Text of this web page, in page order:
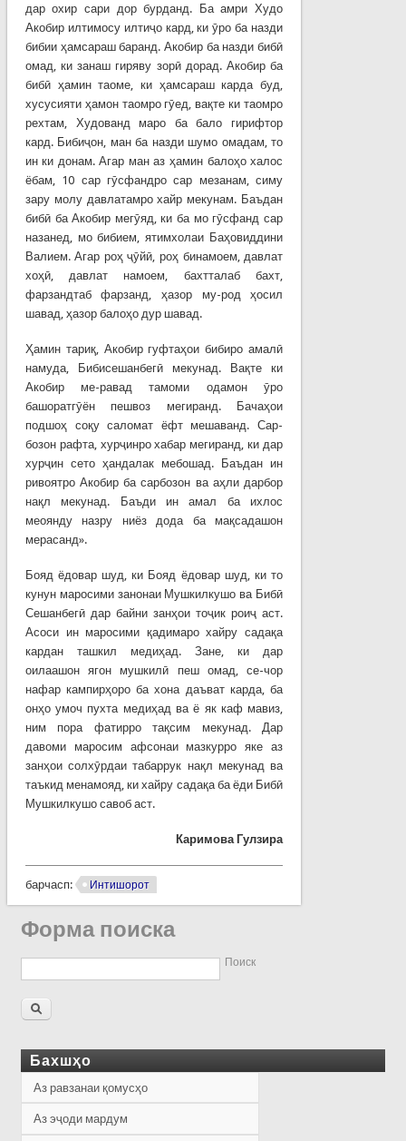
дар охир сари дор бурданд. Ба амри Худо
Акобир илтимосу илтиҷо кард, ки ӯро ба назди
бибии ҳамсараш баранд. Акобир ба назди бибӣ
омад, ки занаш гиряву зорӣ дорад. Акобир ба
бибӣ ҳамин таоме, ки ҳамсараш карда буд,
хусусияти ҳамон таомро гӯед, вақте ки таомро
рехтам, Худованд маро ба бало гирифтор
кард. Бибиҷон, ман ба назди шумо омадам, то
ин ки донам. Агар ман аз ҳамин балоҳо халос
ёбам, 10 сар гӯсфандро сар мезанам, симу
зару молу давлатамро хайр мекунам. Баъдан
бибӣ ба Акобир мегӯяд, ки ба мо гӯсфанд сар
назанед, мо бибием, ятимхолаи Баҳовиддини
Валием. Агар роҳ ҷӯйӣ, роҳ бинамоем, давлат
хоҳӣ, давлат намоем, бахтталаб бахт,
фарзандтаб фарзанд, ҳазор му-род ҳосил
шавад, ҳазор балоҳо дур шавад.
Ҳамин тариқ, Акобир гуфтаҳои бибиро амалӣ
намуда, Бибисешанбегӣ мекунад. Вақте ки
Акобир ме-равад тамоми одамон ӯро
башоратгӯён пешвоз мегиранд. Бачаҳои
подшоҳ соқу саломат ёфт мешаванд. Сар-
бозон рафта, хурҷинро хабар мегиранд, ки дар
хурҷин сето ҳандалак мебошад. Баъдан ин
ривоятро Акобир ба сарбозон ва аҳли дарбор
нақл мекунад. Баъди ин амал ба ихлос
меоянду назру ниёз дода ба мақсадашон
мерасанд».
Бояд ёдовар шуд, ки Бояд ёдовар шуд, ки то
кунун маросими занонаи Мушкилкушо ва Бибӣ
Сешанбегӣ дар байни занҳои тоҷик роиҷ аст.
Асоси ин маросими қадимаро хайру садақа
кардан ташкил медиҳад. Зане, ки дар
оилаашон ягон мушкилӣ пеш омад, се-чор
нафар кампирҳоро ба хона даъват карда, ба
онҳо умоч пухта медиҳад ва ё як каф мавиз,
ним пора фатирро тақсим мекунад. Дар
давоми маросим афсонаи мазкурро яке аз
занҳои солхӯрдаи табаррук нақл мекунад ва
таъкид менамояд, ки хайру садақа ба ёди Бибӣ
Мушкилкушо савоб аст.
Каримова Гулзира
барчасп: Интишорот
Форма поиска
Поиск
Бахшҳо
Аз равзанаи қомусҳо
Аз эҷоди мардум